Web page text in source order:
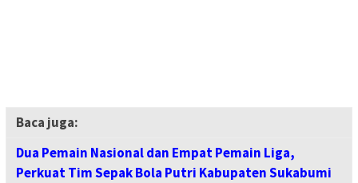
Baca juga:
Dua Pemain Nasional dan Empat Pemain Liga,
Perkuat Tim Sepak Bola Putri Kabupaten Sukabumi